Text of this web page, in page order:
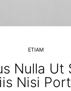
ETIAM
Nulla Ut
Nisi